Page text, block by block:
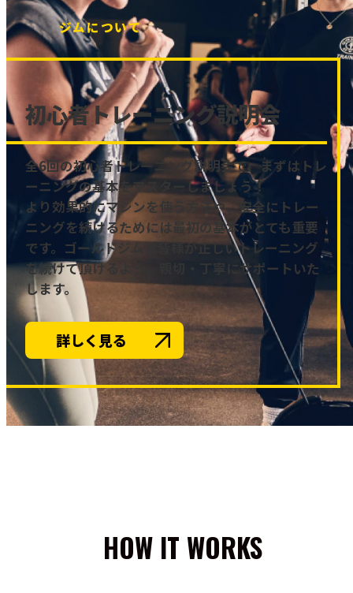
ジムについて
初心者トレーニング説明会
全6回の初心者トレーニング説明会で、まずはトレ
ーニングの基本をマスターしましょう！
より効果的にマシンを使う方法や、安全にトレー
ニングを続けるためには最初の基本がとても重要
です。ゴールドジムは皆様が正しいトレーニング
を続けて頂けるよう、親切・丁寧にサポートいた
します。
詳しく見る
HOW IT WORKS